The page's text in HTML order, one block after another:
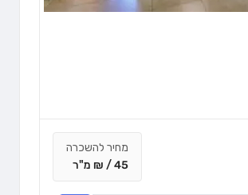
מחיר להשכרה
45 / ₪ מ"ר